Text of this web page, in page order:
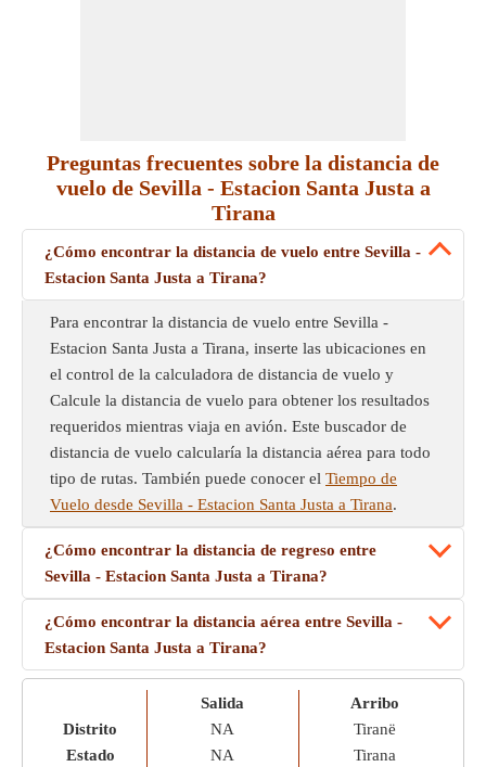
Preguntas frecuentes sobre la distancia de
vuelo de Sevilla - Estacion Santa Justa a
Tirana
¿Cómo encontrar la distancia de vuelo entre Sevilla -
Estacion Santa Justa a Tirana?
Para encontrar la distancia de vuelo entre Sevilla -
Estacion Santa Justa a Tirana, inserte las ubicaciones en
el control de la calculadora de distancia de vuelo y
Calcule la distancia de vuelo para obtener los resultados
requeridos mientras viaja en avión. Este buscador de
distancia de vuelo calcularía la distancia aérea para todo
tipo de rutas. También puede conocer el Tiempo de
Vuelo desde Sevilla - Estacion Santa Justa a Tirana.
¿Cómo encontrar la distancia de regreso entre
Sevilla - Estacion Santa Justa a Tirana?
¿Cómo encontrar la distancia aérea entre Sevilla -
Estacion Santa Justa a Tirana?
Distrito
Estado
Salida
NA
NA
Arribo
Tiranë
Tirana